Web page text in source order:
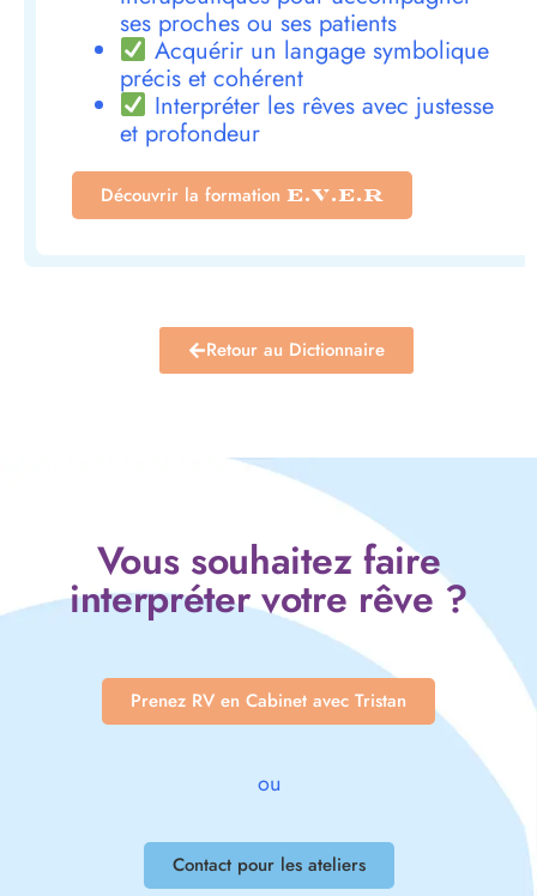
ses proches ou ses patients
Acquérir un langage symbolique
précis et cohérent
Interpréter les rêves avec justesse
et profondeur
Découvrir la formation E.V.E.R
Retour au Dictionnaire
Vous souhaitez faire
interpréter votre rêve ?
Prenez RV en Cabinet avec Tristan
ou
Contact pour les ateliers